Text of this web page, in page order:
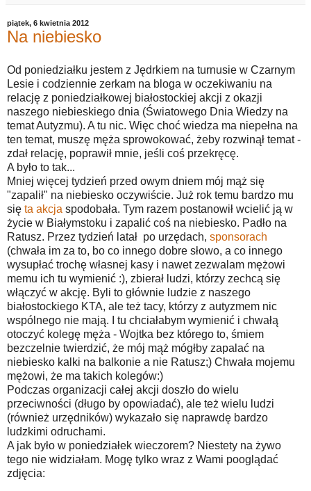
piątek, 6 kwietnia 2012
Na niebiesko
Od poniedziałku jestem z Jędrkiem na turnusie w Czarnym
Lesie i codziennie zerkam na bloga w oczekiwaniu na
relację z poniedziałkowej białostockiej akcji z okazji
naszego niebieskiego dnia (Światowego Dnia Wiedzy na
temat Autyzmu). A tu nic. Więc choć wiedza ma niepełna na
ten temat, muszę męża sprowokować, żeby rozwinął temat -
zdał relację, poprawił mnie, jeśli coś przekręcę.
A było to tak...
Mniej więcej tydzień przed owym dniem mój mąż się
"zapalił" na niebiesko oczywiście. Już rok temu bardzo mu
się ta akcja spodobała. Tym razem postanowił wcielić ją w
życie w Białymstoku i zapalić coś na niebiesko. Padło na
Ratusz. Przez tydzień latał po urzędach, sponsorach
(chwała im za to, bo co innego dobre słowo, a co innego
wysupłać trochę własnej kasy i nawet zezwalam mężowi
memu ich tu wymienić :), zbierał ludzi, którzy zechcą się
włączyć w akcję. Byli to głównie ludzie z naszego
białostockiego KTA, ale też tacy, którzy z autyzmem nic
wspólnego nie mają. I tu chciałabym wymienić i chwałą
otoczyć kolegę męża - Wojtka bez którego to, śmiem
bezczelnie twierdzić, że mój mąż mógłby zapalać na
niebiesko kalki na balkonie a nie Ratusz;) Chwała mojemu
mężowi, że ma takich kolegów:)
Podczas organizacji całej akcji doszło do wielu
przeciwności (długo by opowiadać), ale też wielu ludzi
(również urzędników) wykazało się naprawdę bardzo
ludzkimi odruchami.
A jak było w poniedziałek wieczorem? Niestety na żywo
tego nie widziałam. Mogę tylko wraz z Wami pooglądać
zdjęcia: